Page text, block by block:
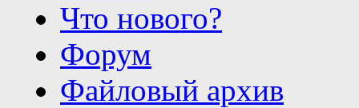
Что нового?
Форум
Файловый архив